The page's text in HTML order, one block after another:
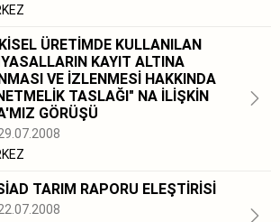
ÜRETİMDE KULLANILAN
KAYIT ALTINA
VE İZLENMESİ HAKKINDA
TASLAĞI" NA İLİŞKİN
GÖRÜŞÜ
TARIM RAPORU ELEŞTİRİSİ